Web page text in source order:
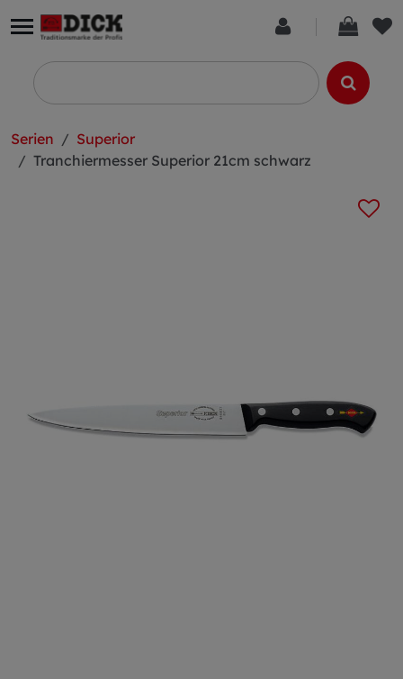
Serien
Superior
Tranchiermesser Superior 21cm schwarz